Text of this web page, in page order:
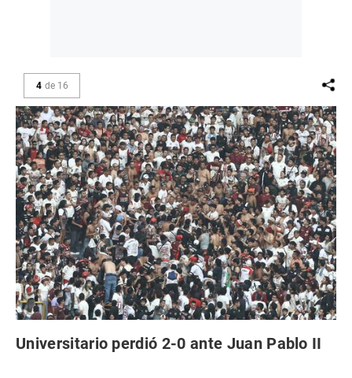
4 de 16
Universitario perdió 2-0 ante Juan Pablo II